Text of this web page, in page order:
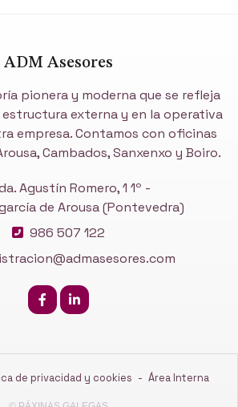
ADM Asesores
pionera y moderna que se refleja
externa y en la operativa
empresa. Contamos con oficinas
Cambados, Sanxenxo y Boiro.
Agustín Romero, 1 1º -
de Arousa(Pontevedra)
986 507 122
de privacidad y cookies - Área Interna